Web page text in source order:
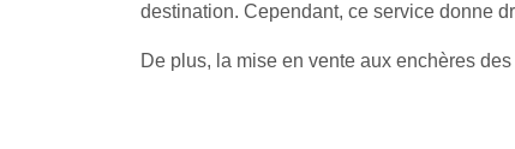
destination. Cependant, ce service donne
De plus, la mise en vente aux enchères